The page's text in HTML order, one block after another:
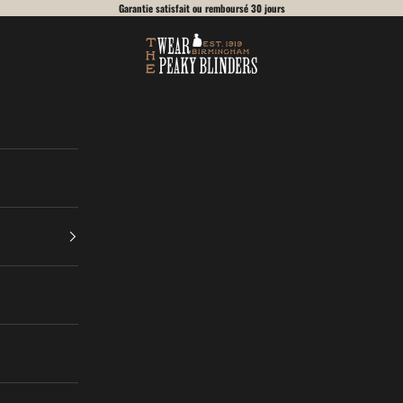
Garantie satisfait ou remboursé 30 jours
Wear Peaky Blinders